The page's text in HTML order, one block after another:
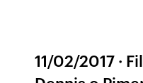
11/02/2017 ·